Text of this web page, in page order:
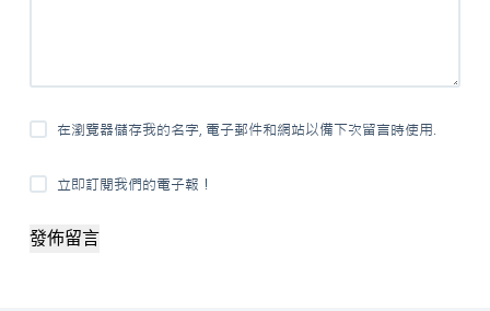
在瀏覽器儲存我的名字, 電子郵件和網站以備下次留言時使用.
立即訂閱我們的電子報！
發佈留言